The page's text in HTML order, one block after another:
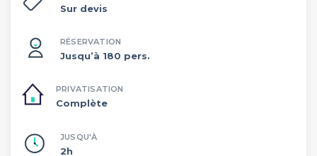
Sur devis
RÉSERVATION
Jusqu’à 180 pers.
PRIVATISATION
Complète
JUSQU'À
2h